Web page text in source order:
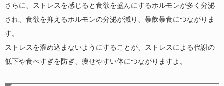
さらに、ストレスを感じると食欲を盛んにするホルモンが多く分泌
され、食欲を抑えるホルモンの分泌が減り、暴飲暴食につながりま
す。
ストレスを溜め込まないようにすることが、ストレスによる代謝の
低下や食べすぎを防ぎ、痩せやすい体につながりますよ。